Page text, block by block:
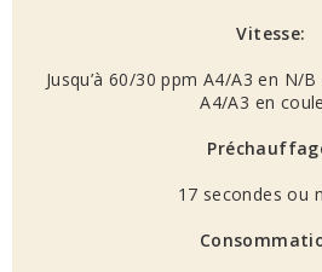
Vitesse:
Jusqu’à 60/30 ppm A4/A3 en N/
A4/A3 en
17 secondes ou